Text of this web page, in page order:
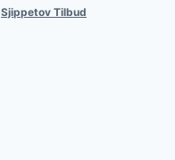
Sjippetov Tilbud